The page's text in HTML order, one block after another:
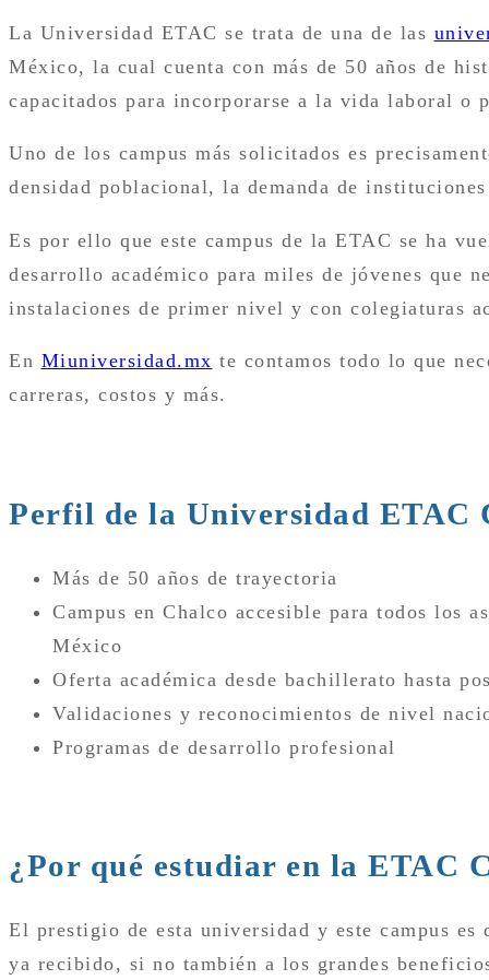
La Universidad ETAC se trata de una de las
México, la cual cuenta con más de 50 años de
capacitados para incorporarse a la vida laboral o
Uno de los campus más solicitados es
densidad poblacional, la demanda de
Es por ello que este campus de la ETAC se ha
desarrollo académico para miles de jóvenes que
instalaciones de primer nivel y con colegiaturas
En Miuniversidad.mx te contamos todo lo que
carreras, costos y más.
Perfil de la Universidad ETAC
Más de 50 años de trayectoria
Campus en Chalco accesible para todos los
México
Oferta académica desde bachillerato hasta
Validaciones y reconocimientos de nivel
Programas de desarrollo profesional
¿Por qué estudiar en la ETAC
El prestigio de esta universidad y este campus
ya recibido, si no también a los grandes